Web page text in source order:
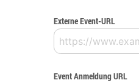
Externe Event-URL
Event Anmeldung URL